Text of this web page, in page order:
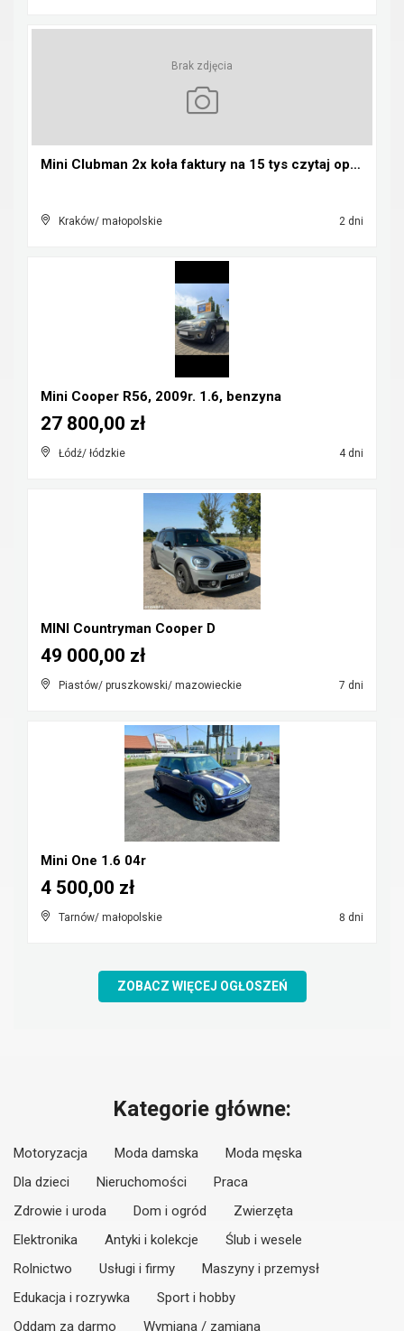
Brak zdjęcia
Mini Clubman 2x koła faktury na 15 tys czytaj opis...
Kraków/ małopolskie 2 dni
Mini Cooper R56, 2009r. 1.6, benzyna
Łódź/ łódzkie 4 dni
27 800,00 zł
MINI Countryman Cooper D
Piastów/ pruszkowski/ mazowieckie 7 dni
49 000,00 zł
Mini One 1.6 04r
Tarnów/ małopolskie 8 dni
4 500,00 zł
ZOBACZ WIĘCEJ OGŁOSZEŃ
Kategorie główne:
Motoryzacja Moda damska
Moda męska
Dla dzieci
Nieruchomości
Praca
Zdrowie i uroda
Dom i ogród
Zwierzęta
Elektronika
Antyki i kolekcje
Ślub i wesele
Rolnictwo
Usługi i firmy
Maszyny i przemysł
Edukacja i rozrywka
Sport i hobby
Oddam za darmo
Wymiana / zamiana